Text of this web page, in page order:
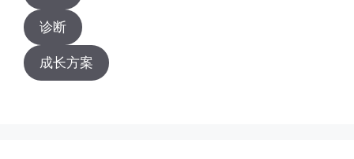
诊断
成长方案